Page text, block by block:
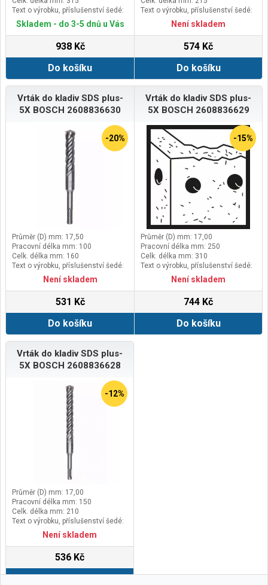
Text o výrobku, příslušenství šedé:
Balení 1 ks
Skladem - do 3-5 dnů u Vás
938 Kč
Do košíku
Text o výrobku, příslušenství šedé:
Balení 1 ksNení skladem
574 Kč
Do košíku
Vrták do kladiv SDS plus-
5X BOSCH 2608836630
-20%
Průměr (D) mm: 17,50
Pracovní délka mm: 100
Celk. délka mm: 160
Text o výrobku, příslušenství šedé:
Balení 1 ksNení skladem
531 Kč
Do košíku
Vrták do kladiv SDS plus-
5X BOSCH 2608836629
-15%
Průměr (D) mm: 17,00
Pracovní délka mm: 250
Celk. délka mm: 310
Text o výrobku, příslušenství šedé:
Balení 1 ksNení skladem
744 Kč
Do košíku
Vrták do kladiv SDS plus-
5X BOSCH 2608836628
-12%
Průměr (D) mm: 17,00
Pracovní délka mm: 150
Celk. délka mm: 210
Text o výrobku, příslušenství šedé:
Balení 1 ksNení skladem
536 Kč